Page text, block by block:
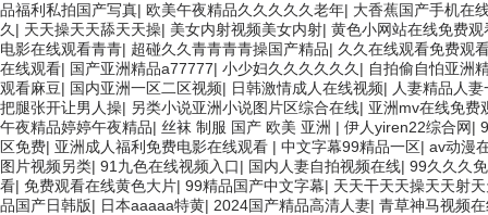
品福利私拍国产写真| 欧美午夜精品久久久久久老年| 大香蕉国产手机在
久 | 天天操天天舔天天操| 美女内射视频美女内射| 黄色小网站在线免费观
电影在线观看青青| 超碰久久青青青青操国产精品| 久久在线观看免费观
在线观看| 国产亚洲精品a77777| 小少妇久久久久久久 | 自拍偷自怕亚洲
观看麻豆| 国内亚洲一区二区视频| 日韩激情成人在线视频| 人妻精品人
把腿张开让男人操| 另类小说亚洲小说图片区综合在线| 亚洲mv在线免费
午夜精品婷婷午夜精品| 丝袜 制服 国产 欧美 亚洲 | 伊人yiren22综合网|
区免费| 亚洲成人福利免费电影在线观看 | 中文字幕99精品一区| av动漫
图片视频另类| 91九色在线视频入口| 国内人妻自拍视频在线| 99久久久
看| 免费观看在线黄色大片| 99精品国产中文字幕| 天天干天天操天天射
品国产日韩版| 日本aaaaa特黄| 2024国产精品高清人妻| 青草神马视频